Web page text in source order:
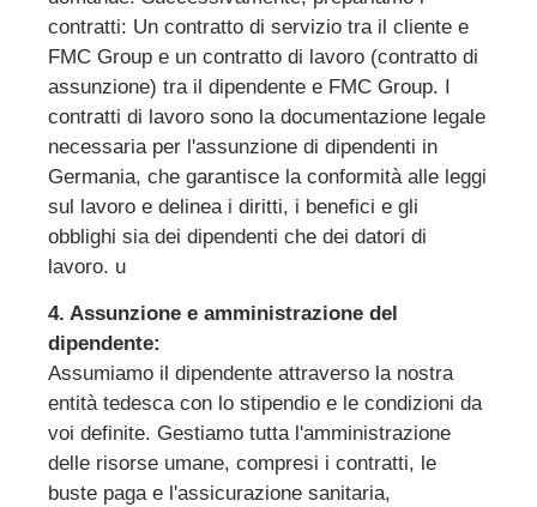
contratti: Un contratto di servizio tra il cliente e
FMC Group e un contratto di lavoro (contratto di
assunzione) tra il dipendente e FMC Group. I
contratti di lavoro sono la documentazione legale
necessaria per l'assunzione di dipendenti in
Germania, che garantisce la conformità alle leggi
sul lavoro e delinea i diritti, i benefici e gli
obblighi sia dei dipendenti che dei datori di
lavoro. u
4. Assunzione e amministrazione del
dipendente:
Assumiamo il dipendente attraverso la nostra
entità tedesca con lo stipendio e le condizioni da
voi definite. Gestiamo tutta l'amministrazione
delle risorse umane, compresi i contratti, le
buste paga e l'assicurazione sanitaria,